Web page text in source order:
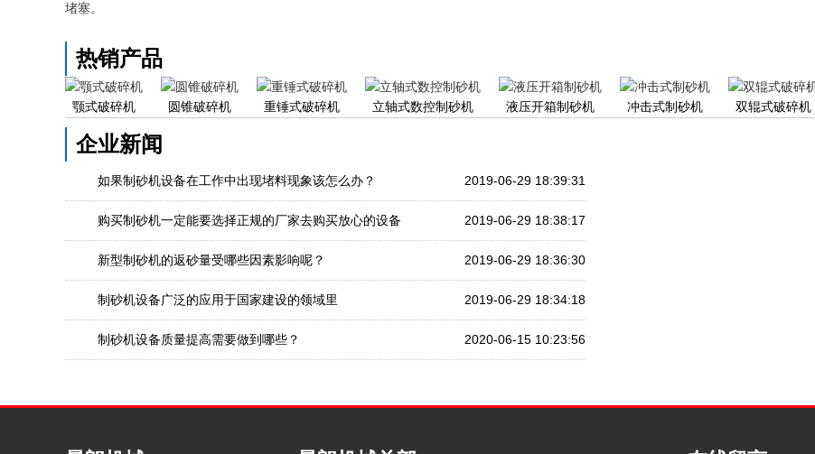
堵塞。
热销产品
颚式破碎机 圆锥破碎机 重锤式破碎机 立轴式数控制砂机 液压开箱制砂机 冲击式制砂机 双辊式破碎机
企业新闻
如果制砂机设备在工作中出现堵料现象该怎么办？ 2019-06-29 18:39:31
购买制砂机一定能要选择正规的厂家去购买放心的设备 2019-06-29 18:38:17
新型制砂机的返砂量受哪些因素影响呢？ 2019-06-29 18:36:30
制砂机设备广泛的应用于国家建设的领域里 2019-06-29 18:34:18
制砂机设备质量提高需要做到哪些？ 2020-06-15 10:23:56